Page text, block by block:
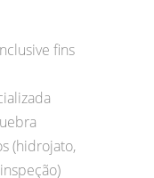
fins
(hidrojato,